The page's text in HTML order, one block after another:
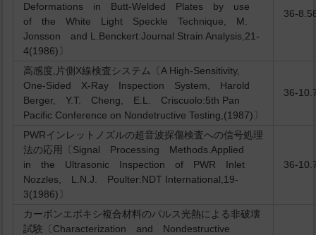
Deformations in Butt-Welded Plates by use
of the White Light Speckle Technique, M.
Jonsson and L.Benckert:Journal Strain Analysis,21-
4(1986)〕
36-
高感度,片側X線検査システム〔A High-Sensitivity,
One-Sided X-Ray Inspection System, Harold
Berger, Y.T. Cheng, E.L. Criscuolo:5th Pan
Pacific Conference on Nondetructive Testing,(1987)〕
36-
PWRインレットノズルの超音波探傷検査への信号処理
法の応用〔Signal Processing Methods.Applied
in the Ultrasonic Inspection of PWR Inlet
Nozzles, L.N.J. Poulter:NDT International,19-
3(1986)〕
36-
カーボンエポキシ複合材料のパルス光熱による非破壊
試験〔Characterization and Nondestructive